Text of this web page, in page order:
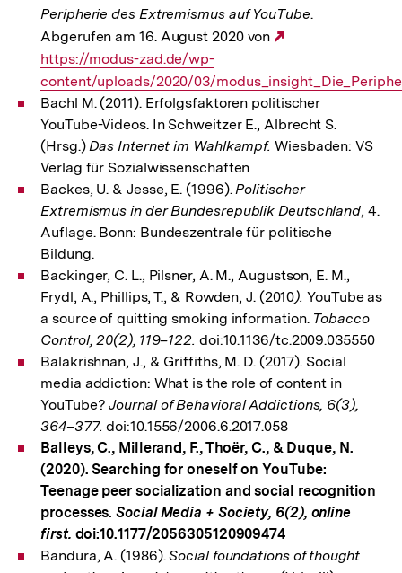
Peripherie des Extremismus auf YouTube.
Abgerufen am 16. August 2020 von
https://modus-zad.de/wp-
content/uploads/2020/03/
Bachl M. (2011). Erfolgsfaktoren politischer
YouTube-Videos. In Schweitzer E., Albrecht S.
(Hrsg.)Das Internet im Wahlkampf. Wiesbaden: VS
Verlag für Sozialwissenschaften
Backes, U. & Jesse, E. (1996).Politischer
Extremismus in der Bundesrepublik Deutschland, 4.
Auflage. Bonn: Bundeszentrale für politische
Bildung.
Backinger, C. L., Pilsner, A. M., Augustson, E. M.,
Frydl, A., Phillips, T., & Rowden, J. (2010).YouTube as
a source of quitting smoking information.Tobacco
Control, 20(2), 119–122. doi:10.1136/tc.2009.035550
Balakrishnan, J., & Griffiths, M. D. (2017). Social
media addiction: What is the role of content in
YouTube? Journal of Behavioral Addictions, 6(3),
364–377. doi:10.1556/2006.6.2017.058
Balleys, C., Millerand, F., Thoër, C., & Duque, N.
(2020). Searching for oneself on YouTube:
Teenage peer socialization and social recognition
processes. Social Media + Society, 6(2), online
first. doi:10.1177/2056305120909474
Bandura, A. (1986).Social foundations of thought